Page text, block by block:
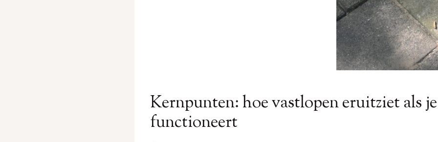
Kernpunten: hoe vastlopen eruitziet als je
functioneert